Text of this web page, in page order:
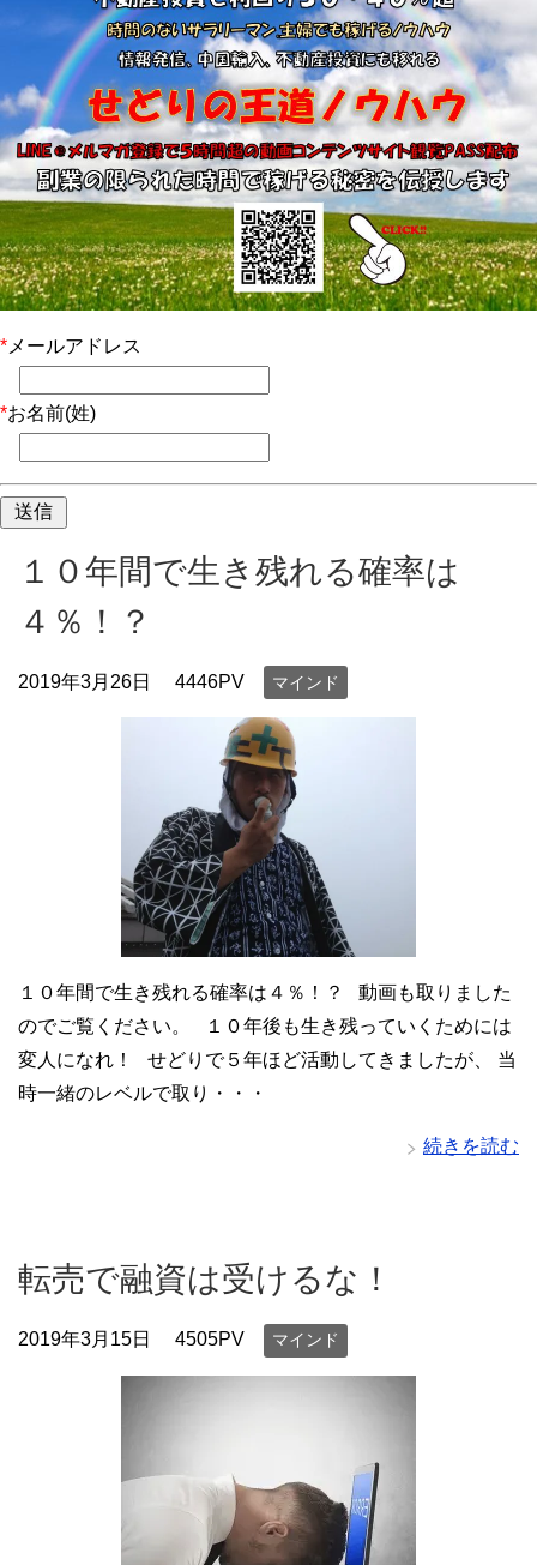
* メールアドレス
*お名前(姓)
１０年間で生き残れる確率は
４％！？
2019年3月26日 4446PV マインド
１０年間で生き残れる確率は４％！？ 動画も取りました
のでご覧ください。 １０年後も生き残っていくためには
変人になれ！ せどりで５年ほど活動してきましたが、 当
時一緒のレベルで取り・・・
続きを読む
転売で融資は受けるな！
2019年3月15日 4505PV マインド